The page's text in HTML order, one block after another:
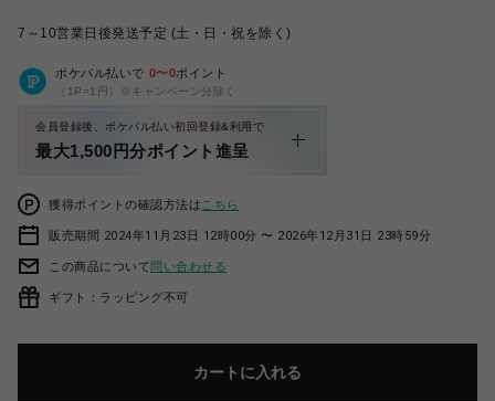
7～10営業日後発送予定 (土・日・祝を除く)
ポケパル払いで 0〜0ポイント
（1P=1円）※キャンペーン分除く
会員登録後、ポケパル払い初回登録&利用で
最大1,500円分ポイント進呈
獲得ポイントの確認方法は こちら
販売期間 2024年11月23日 12時00分 〜 2026年12月31日 23時59分
この商品について問い合わせる
ギフト：ラッピング不可
カートに入れる